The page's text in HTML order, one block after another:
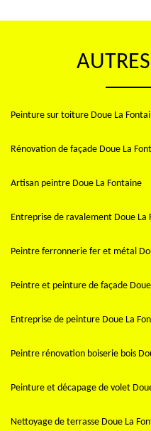
Peinture sur toiture Doue La
Rénovation de façade Doue La
Artisan peintre Doue La Fontaine
Entreprise de ravalement Doue La
Peintre ferronnerie fer et métal
Peintre et peinture de façade
Entreprise de peinture Doue La
Peintre rénovation boiserie bois
Peinture et décapage de volet
Nettoyage de terrasse Doue La